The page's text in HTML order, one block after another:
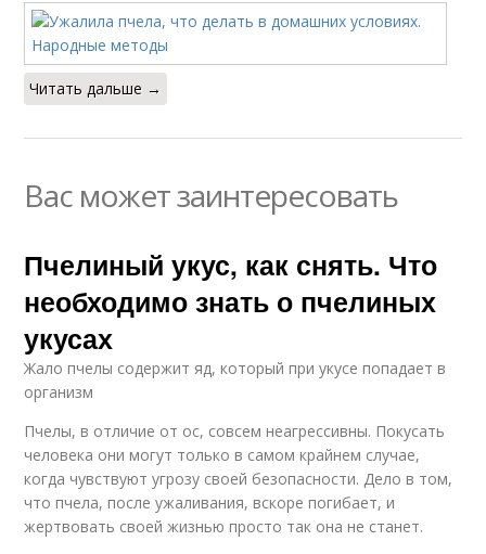
Читать дальше →
Вас может заинтересовать
Пчелиный укус, как снять. Что
необходимо знать о пчелиных
укусах
Жало пчелы содержит яд, который при укусе попадает в
организм
Пчелы, в отличие от ос, совсем неагрессивны. Покусать
человека они могут только в самом крайнем случае,
когда чувствуют угрозу своей безопасности. Дело в том,
что пчела, после ужаливания, вскоре погибает, и
жертвовать своей жизнью просто так она не станет.